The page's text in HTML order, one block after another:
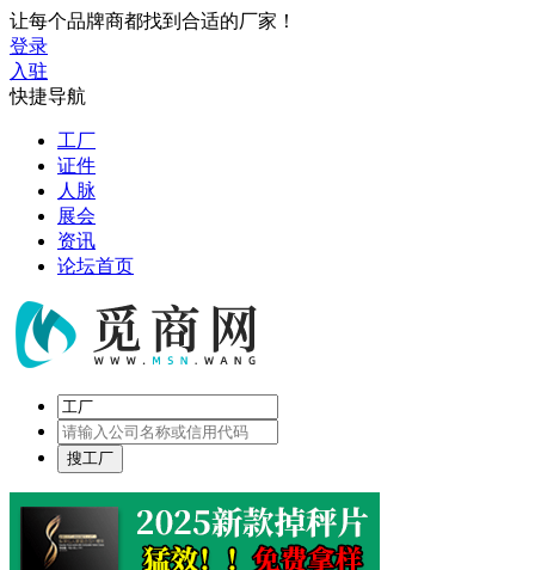
让每个品牌商都找到合适的厂家！
登录
入驻
快捷导航
工厂
证件
人脉
展会
资讯
论坛首页